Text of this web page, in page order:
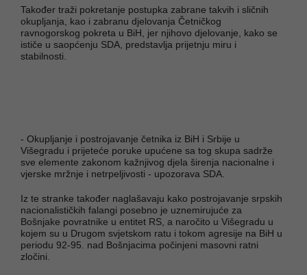
Također traži pokretanje postupka zabrane takvih i sličnih
okupljanja, kao i zabranu djelovanja Četničkog
ravnogorskog pokreta u BiH, jer njihovo djelovanje, kako se
ističe u saopćenju SDA, predstavlja prijetnju miru i
stabilnosti.
- Okupljanje i postrojavanje četnika iz BiH i Srbije u
Višegradu i prijeteće poruke upućene sa tog skupa sadrže
sve elemente zakonom kažnjivog djela širenja nacionalne i
vjerske mržnje i netrpeljivosti - upozorava SDA.
Iz te stranke također naglašavaju kako postrojavanje srpskih
nacionalističkih falangi posebno je uznemirujuće za
Bošnjake povratnike u entitet RS, a naročito u Višegradu u
kojem su u Drugom svjetskom ratu i tokom agresije na BiH u
periodu 92-95. nad Bošnjacima počinjeni masovni ratni
zločini.